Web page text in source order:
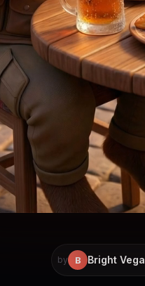
by B Bright Vega